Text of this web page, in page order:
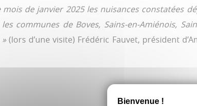
de janvier 2025 les nuisances constatées
communes de Boves, Sains-en-Amiénois,
»(lors d’une visite) Frédéric Fauvet, président